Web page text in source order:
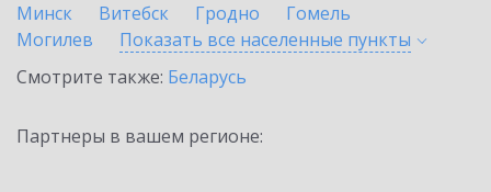
Минск
Витебск Гродно
Гомель
Могилев
Показать все населенные пункты
Смотрите также: Беларусь
Партнеры в вашем регионе: